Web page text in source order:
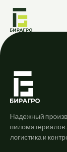
Надежный
логистика и